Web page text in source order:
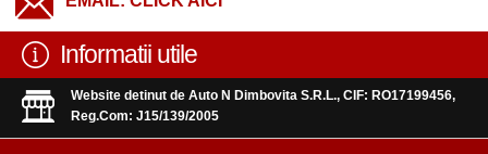
Informatii utile
Website detinut de Auto N Dimbovita S.R.L., CIF: RO17199456,
Reg.Com: J15/139/2005